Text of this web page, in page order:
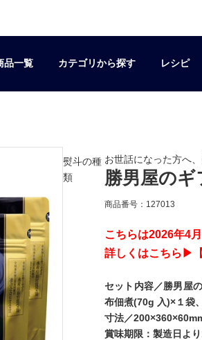
品一覧 カテゴリから探す レシピ
お世話になった方へ
勝男屋の
商品番号：127013
こちらは2026年4
詳しくはこちら▶【
セット内容／勝男屋
布佃煮(70g 入)×１袋
寸法／
賞味期限：製造日よ
熨斗の種
類